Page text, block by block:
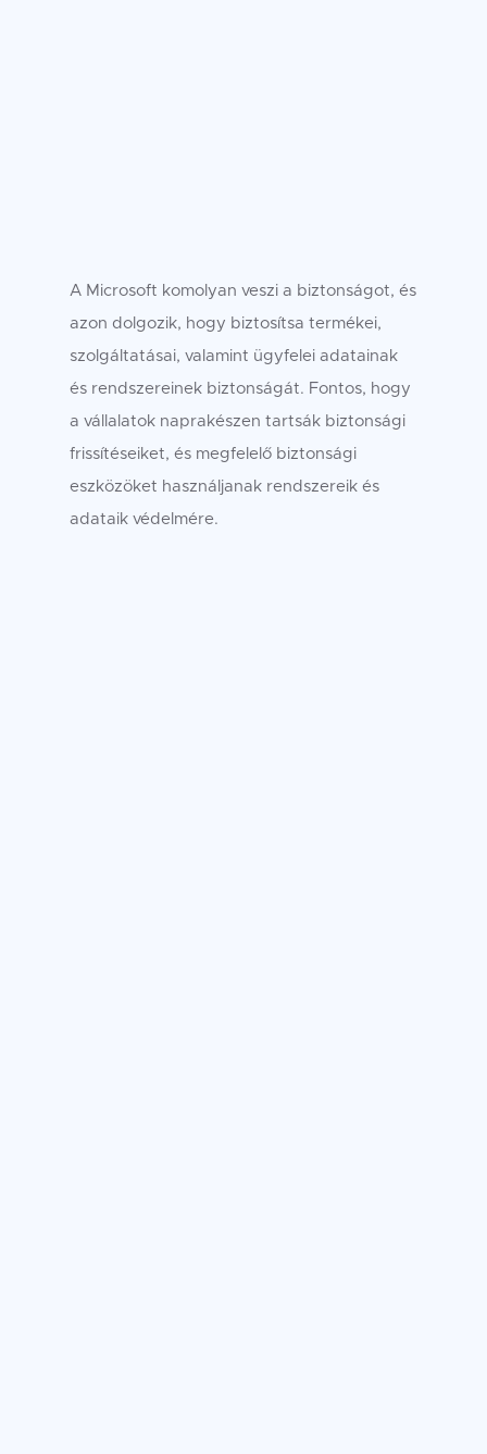
A Microsoft komolyan veszi a biztonságot, és
azon dolgozik, hogy biztosítsa termékei,
szolgáltatásai, valamint ügyfelei adatainak
és rendszereinek biztonságát. Fontos, hogy
a vállalatok naprakészen tartsák biztonsági
frissítéseiket, és megfelelő biztonsági
eszközöket használjanak rendszereik és
adataik védelmére.